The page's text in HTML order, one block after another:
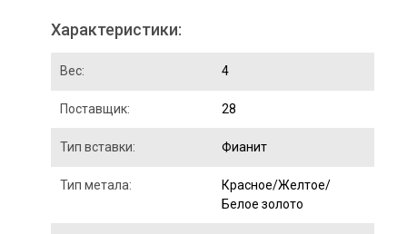
Характеристики:
Вес: 4
Поставщик: 28
Тип вставки: Фианит
Тип метала:
Красное/Желтое/
Белое золото